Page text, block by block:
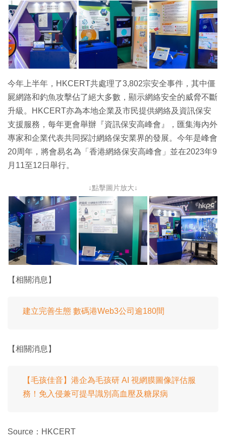
今年上半年，HKCERT共處理了3,802宗安全事件，其中僵
屍網路和釣魚攻擊佔了絕大多數，顯示網絡安全的威脅不斷
升級。HKCERT亦為本地企業及市民提供網絡及資訊保安
支援服務，每年更會舉辦『資訊保安高峰會』，匯集海內外
專家和企業代表共同探討網絡保安業界的發展。今年是峰會
20周年，將會易名為「香港網絡保安高峰會」並在2023年9
月11至12日舉行。
↓點擊圖片放大↓
【相關消息】
建立完善生態 數碼港Web3公司逾180間
【相關消息】
【毛孩佳音】港企為毛孩研 AI 視網膜圖像評估服
務！免入侵兼可提早識別高血壓及糖尿病
Source：HKCERT